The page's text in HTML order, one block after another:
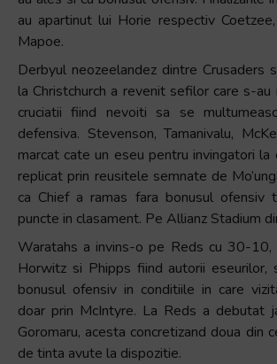
au apartinut lui Horie respectiv
Mapoe.
Derbyul neozeelandez dintre Crusaders
la Christchurch a revenit sefilor care s-
cruciatii fiind nevoiti sa se
defensiva. Stevenson, Tamanivalu,
marcat cate un eseu pentru invingatori la
replicat prin reusitele semnate de
ca Chief a ramas fara bonusul ofensiv
puncte in clasament. Pe Allianz Stadium
Waratahs a invins-o pe Reds cu 30-10,
Horwitz si Phipps fiind autorii eseurilor,
bonusul ofensiv in conditiile in care
doar prin McIntyre. La Reds a debutat
Goromaru, acesta concretizand doua din
de tinta avute la dispozitie.